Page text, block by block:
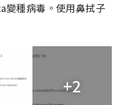
種病毒。使用鼻拭子
+2